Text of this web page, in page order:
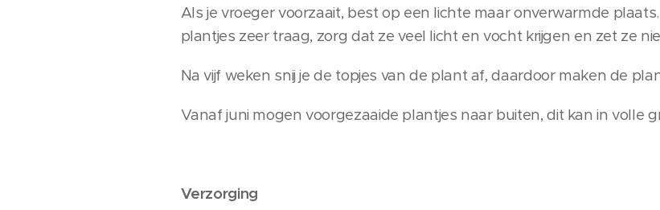
Als je vroeger voorzaait, best op een lichte maar onverwarmde
plantjes zeer traag, zorg dat ze veel licht en vocht krijgen en zet ze
Na vijf weken snij je de topjes van de plant af, daardoor maken de
Vanaf juni mogen voorgezaaide plantjes naar buiten, dit kan in volle
Verzorging